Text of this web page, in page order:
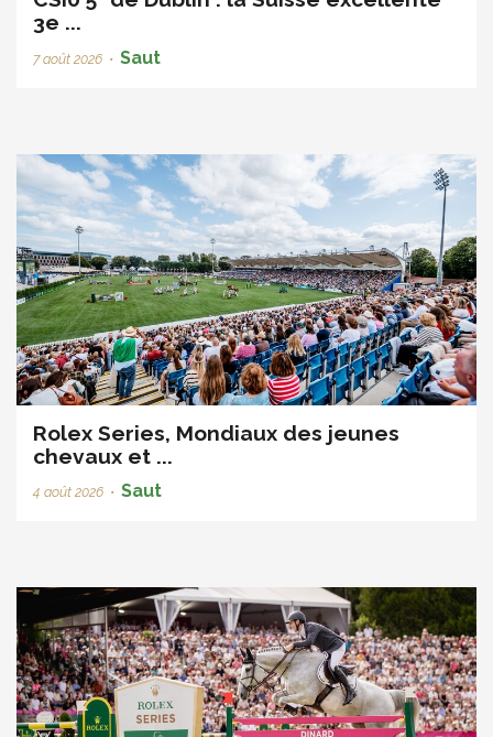
3e ...
7 août 2026 • Saut
Rolex Series, Mondiaux des jeunes
chevaux et ...
4 août 2026 • Saut